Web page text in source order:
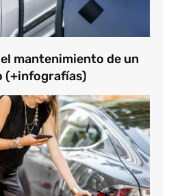
mantenimiento de un
(+infografías)